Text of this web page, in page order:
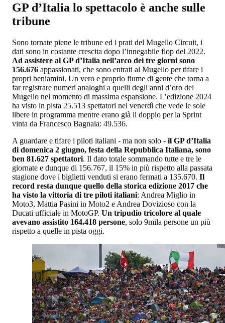
GP d’Italia lo spettacolo è anche sulle
tribune
Sono tornate piene le tribune ed i prati del Mugello Circuit, i
dati sono in costante crescita dopo l’innegabile flop del 2022.
Ad assistere al GP d’Italia nell’arco dei tre giorni sono
156.676 appassionati, che sono entrati al Mugello per tifare i
propri beniamini. Un vero e proprio fiume di gente che torna a
far registrare numeri analoghi a quelli degli anni d’oro del
Mugello nel momento di massima espansione. L’edizione 2024
ha visto in pista 25.513 spettatori nel venerdì che vede le sole
libere in programma mentre erano già il doppio per la Sprint
vinta da Francesco Bagnaia: 49.536.
A guardare e tifare i piloti italiani - ma non solo - il GP d’Italia
di domenica 2 giugno, festa della Repubblica Italiana, sono
ben 81.627 spettatori. Il dato totale sommando tutte e tre le
giornate e dunque di 156.767, il 15% in più rispetto alla passata
stagione dove i biglietti venduti si erano fermati a 135.670. Il
record resta dunque quello della storica edizione 2017 che
ha visto la vittoria di tre piloti italiani: Andrea Miglio in
Moto3, Mattia Pasini in Moto2 e Andrea Dovizioso con la
Ducati ufficiale in MotoGP. Un tripudio tricolore al quale
avevano assistito 164.418 persone, solo 9mila persone un più
rispetto a quelle in pista oggi.